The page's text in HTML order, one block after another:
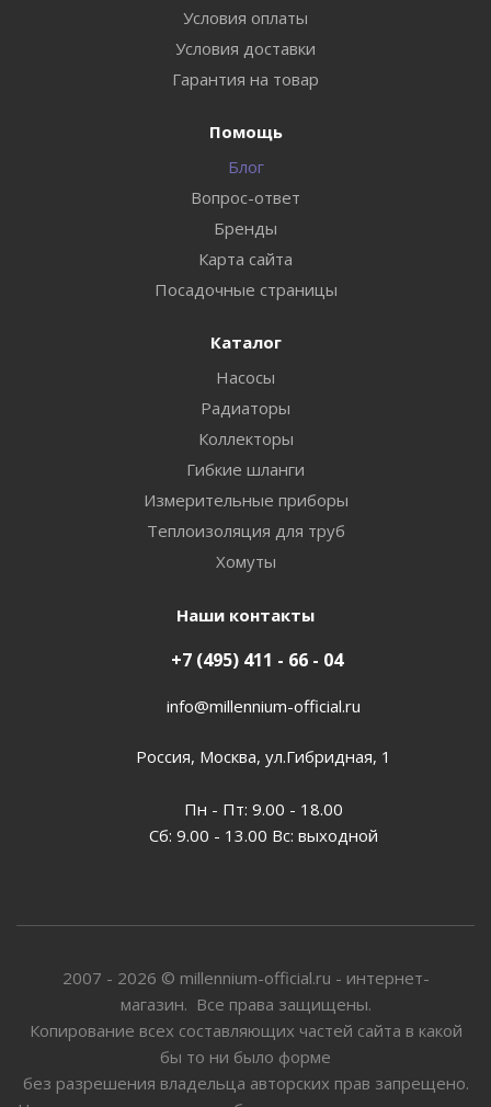
Условия оплаты
Условия доставки
Гарантия на товар
Помощь
Блог
Вопрос-ответ
Бренды
Карта сайта
Посадочные страницы
Каталог
Насосы
Радиаторы
Коллекторы
Гибкие шланги
Измерительные приборы
Теплоизоляция для труб
Хомуты
Наши контакты
+7 (495) 411 - 66 - 04
info@millennium-official.ru
Россия, Москва, ул.Гибридная, 1
Пн - Пт: 9.00 - 18.00
Сб: 9.00 - 13.00 Вс: выходной
2007 - 2026 © millennium-official.ru - интернет-
магазин. Все права защищены.
Копирование всех составляющих частей сайта в какой
бы то ни было форме
без разрешения владельца авторских прав запрещено.